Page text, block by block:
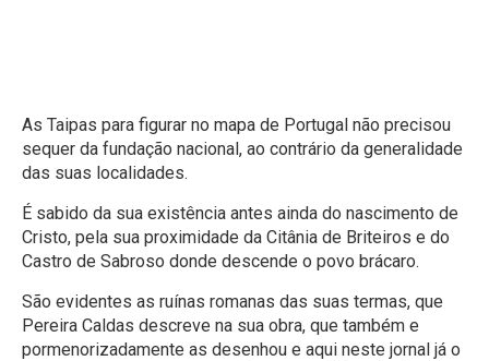
As Taipas para figurar no mapa de Portugal não precisou
sequer da fundação nacional, ao contrário da generalidade
das suas localidades.
É sabido da sua existência antes ainda do nascimento de
Cristo, pela sua proximidade da Citânia de Briteiros e do
Castro de Sabroso donde descende o povo brácaro.
São evidentes as ruínas romanas das suas termas, que
Pereira Caldas descreve na sua obra, que também e
pormenorizadamente as desenhou e aqui neste jornal já o